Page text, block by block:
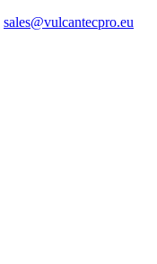
sales@vulcantecpro.eu